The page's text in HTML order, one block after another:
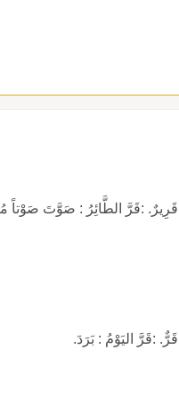
:قَرَّ الطَّائِرُ : صَوَّتَ صَوْتاً
:قَرَّ اليَوْمُ : بَرَدَ.